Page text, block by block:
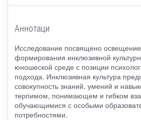
Аннотаци
Исследование посвящено освещение
формирования инклюзивной
юношеской среде с позиции
подхода. Инклюзивная культура
совокупность знаний, умений и
терпимом, понимающем и гибком
обучающимися с особыми
потребностями.